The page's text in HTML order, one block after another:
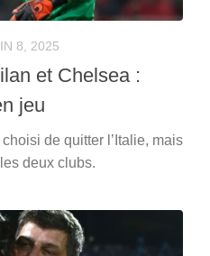
8, 2025
et Chelsea :
jeu
de quitter l’Italie, mais
deux clubs.